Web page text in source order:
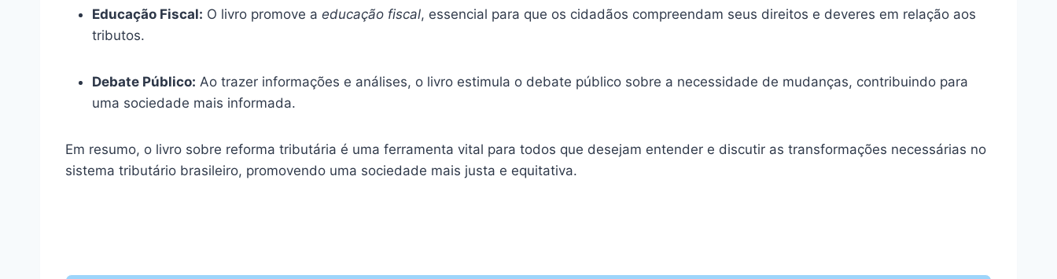
Educação Fiscal: O livro promove a educação fiscal, essencial para que os cidadãos compreendam seus direitos e deveres em relação aos
tributos.
Debate Público: Ao trazer informações e análises, o livro estimula o debate público sobre a necessidade de mudanças, contribuindo para
uma sociedade mais informada.
Em resumo, o livro sobre reforma tributária é uma ferramenta vital para todos que desejam entender e discutir as transformações necessárias no
sistema tributário brasileiro, promovendo uma sociedade mais justa e equitativa.